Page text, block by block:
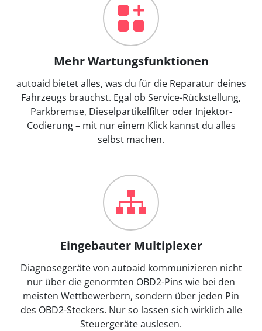
Mehr Wartungsfunktionen
autoaid bietet alles, was du für die Reparatur deines
Fahrzeugs brauchst. Egal ob Service-Rückstellung,
Parkbremse, Dieselpartikelfilter oder Injektor-
Codierung – mit nur einem Klick kannst du alles
selbst machen.
Eingebauter Multiplexer
Diagnosegeräte von autoaid kommunizieren nicht
nur über die genormten OBD2-Pins wie bei den
meisten Wettbewerbern, sondern über jeden Pin
des OBD2-Steckers. Nur so lassen sich wirklich alle
Steuergeräte auslesen.